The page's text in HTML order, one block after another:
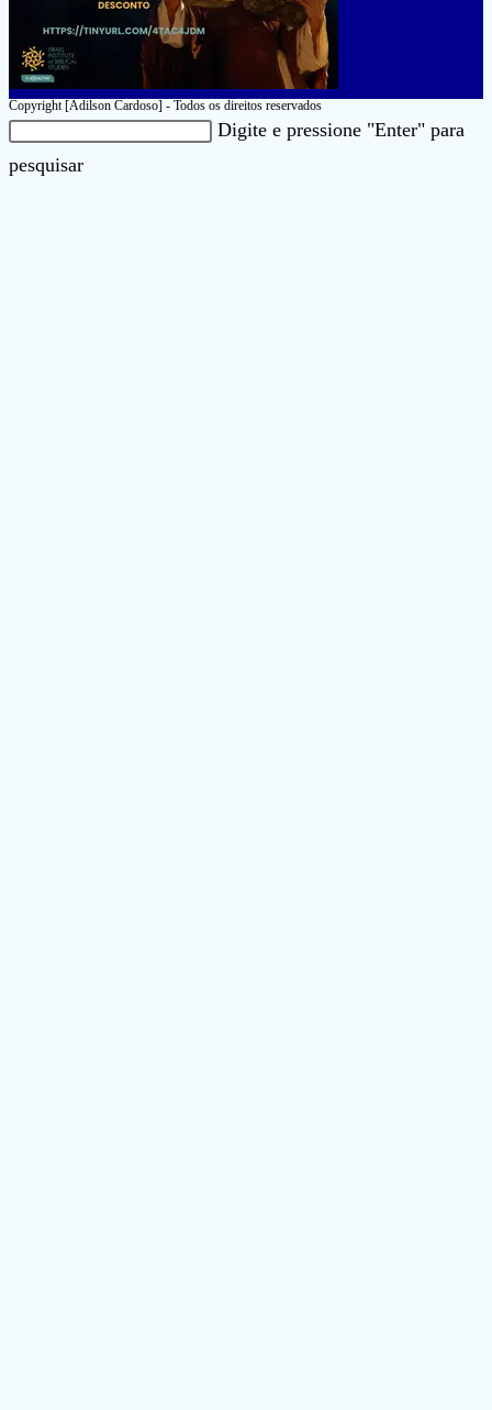
Copyright [Adilson Cardoso] - Todos os direitos reservados
Pesquisar
neste
Digite e pressione "Enter" para
pesquisarPressione